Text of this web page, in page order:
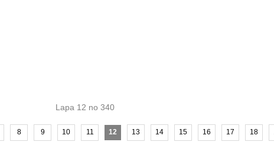
Lapa 12 no 340
8 9 10 11 12 13 14 15 16 17 18